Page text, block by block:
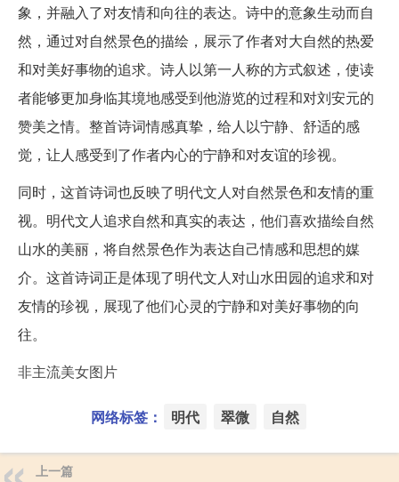
象，并融入了对友情和向往的表达。诗中的意象生动而自
然，通过对自然景色的描绘，展示了作者对大自然的热爱
和对美好事物的追求。诗人以第一人称的方式叙述，使读
者能够更加身临其境地感受到他游览的过程和对刘安元的
赞美之情。整首诗词情感真挚，给人以宁静、舒适的感
觉，让人感受到了作者内心的宁静和对友谊的珍视。
同时，这首诗词也反映了明代文人对自然景色和友情的重
视。明代文人追求自然和真实的表达，他们喜欢描绘自然
山水的美丽，将自然景色作为表达自己情感和思想的媒
介。这首诗词正是体现了明代文人对山水田园的追求和对
友情的珍视，展现了他们心灵的宁静和对美好事物的向
往。
非主流美女图片
网络标签： 明代 翠微 自然
上一篇